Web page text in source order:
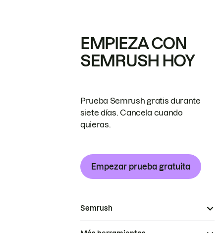
EMPIEZA CON
SEMRUSH HOY
Prueba Semrush gratis durante
siete días. Cancela cuando
quieras.
Empezar prueba gratuita
Semrush